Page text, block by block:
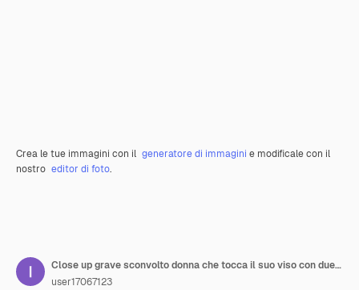
Crea le tue immagini con il generatore di immagini e modificale con il
nostro editor di foto.
Close up grave sconvolto donna che tocca il suo viso con due mani mentre guarda la telecamera
user17067123